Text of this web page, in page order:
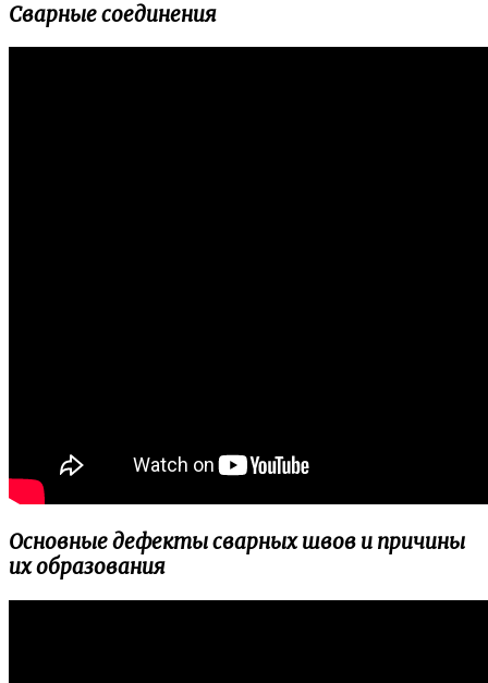
Сварные соединения
Основные дефекты сварных швов и причины
их образования